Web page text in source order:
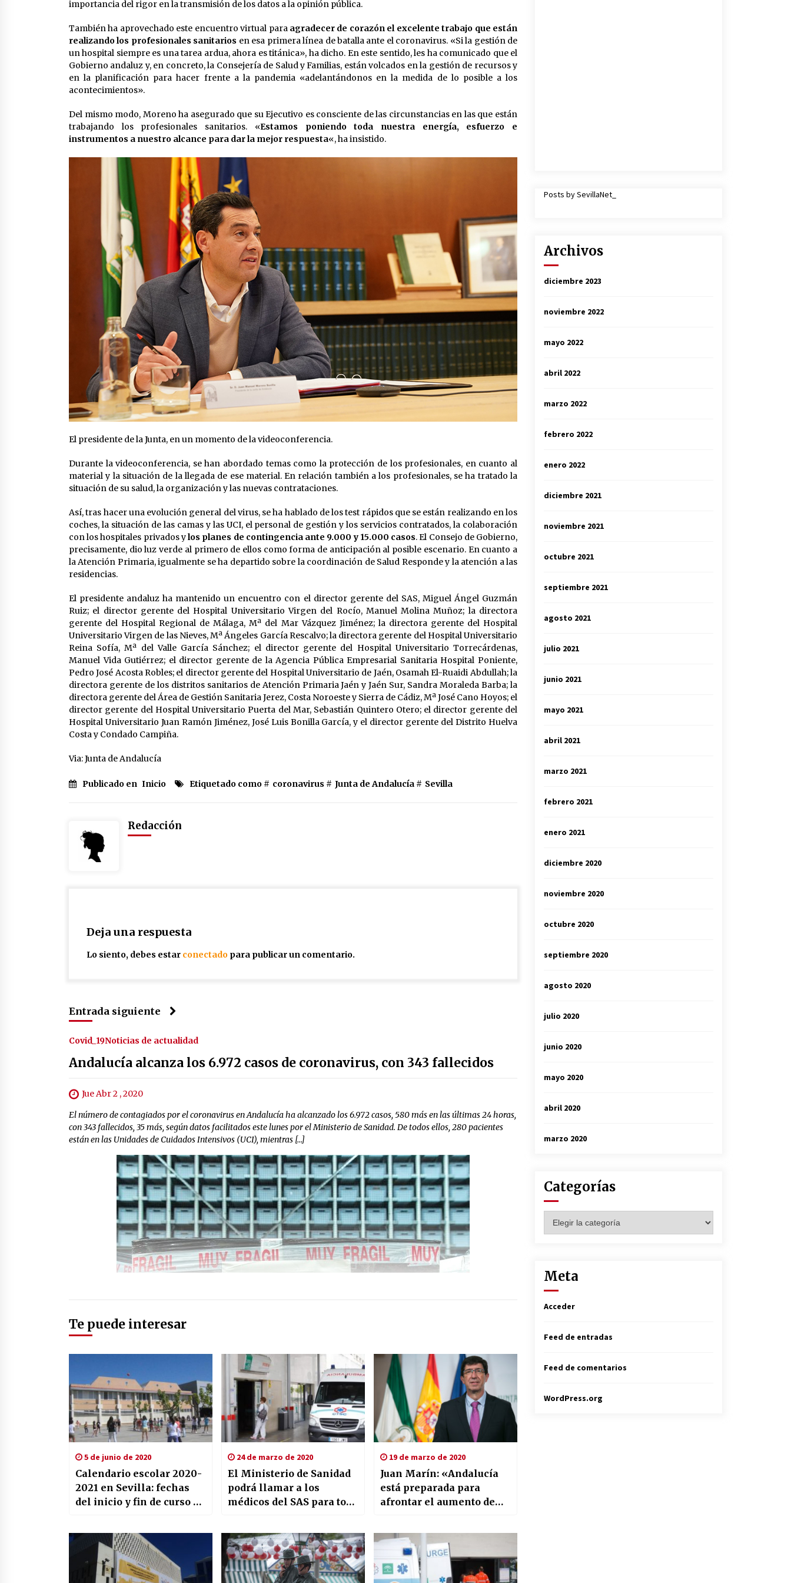
importancia del rigor en la transmisión de los datos a la opinión pública.
También ha aprovechado este encuentro virtual para agradecer de corazón el excelente trabajo que están
realizando los profesionales sanitarios en esa primera línea de batalla ante el coronavirus. «Si la gestión de
un hospital siempre es una tarea ardua, ahora es titánica», ha dicho. En este sentido, les ha comunicado que el
Gobierno andaluz y, en concreto, la Consejería de Salud y Familias, están volcados en la gestión de recursos y
en la planificación para hacer frente a la pandemia «adelantándonos en la medida de lo posible a los
acontecimientos».
Del mismo modo, Moreno ha asegurado que su Ejecutivo es consciente de las circunstancias en las que están
trabajando los profesionales sanitarios. «Estamos poniendo toda nuestra energía, esfuerzo e
instrumentos a nuestro alcance para dar la mejor respuesta«, ha insistido.
El presidente de la Junta, en un momento de la videoconferencia.
Durante la videoconferencia, se han abordado temas como la protección de los profesionales, en cuanto al
material y la situación de la llegada de ese material. En relación también a los profesionales, se ha tratado la
situación de su salud, la organización y las nuevas contrataciones.
Así, tras hacer una evolución general del virus, se ha hablado de los test rápidos que se están realizando en los
coches, la situación de las camas y las UCI, el personal de gestión y los servicios contratados, la colaboración
con los hospitales privados ylos planes de contingencia ante 9.000 y 15.000 casos. El Consejo de Gobierno,
precisamente, dio luz verde al primero de ellos como forma de anticipación al posible escenario. En cuanto a
la Atención Primaria, igualmente se ha departido sobre la coordinación de Salud Responde y la atención a las
residencias.
El presidente andaluz ha mantenido un encuentro con el director gerente del SAS, Miguel Ángel Guzmán
Ruiz; el director gerente del Hospital Universitario Virgen del Rocío, Manuel Molina Muñoz; la directora
gerente del Hospital Regional de Málaga, Mª del Mar Vázquez Jiménez; la directora gerente del Hospital
Universitario Virgen de las Nieves, Mª Ángeles García Rescalvo; la directora gerente del Hospital Universitario
Reina Sofía, Mª del Valle García Sánchez; el director gerente del Hospital Universitario Torrecárdenas,
Manuel Vida Gutiérrez; el director gerente de la Agencia Pública Empresarial Sanitaria Hospital Poniente,
Pedro José Acosta Robles; el director gerente del Hospital Universitario de Jaén, Osamah El-Ruaidi Abdullah; la
directora gerente de los distritos sanitarios de Atención Primaria Jaén y Jaén Sur, Sandra Moraleda Barba; la
directora gerente del Área de Gestión Sanitaria Jerez, Costa Noroeste y Sierra de Cádiz, Mª José Cano Hoyos; el
director gerente del Hospital Universitario Puerta del Mar, Sebastián Quintero Otero; el director gerente del
Hospital Universitario Juan Ramón Jiménez, José Luis Bonilla García, y el director gerente del Distrito Huelva
Costa y Condado Campiña.
Via: Junta de Andalucía
Publicado en Inicio Etiquetado como # coronavirus # Junta de Andalucía # Sevilla
Redacción
Deja una respuesta
Lo siento, debes estar conectado para publicar un comentario.
Entrada siguiente
Covid_19Noticias de actualidad
Andalucía alcanza los 6.972 casos de coronavirus, con 343 fallecidos
Jue Abr 2 , 2020
El número de contagiados por el coronavirus en Andalucía ha alcanzado los 6.972 casos, 580 más en las últimas 24 horas,
con 343 fallecidos, 35 más, según datos facilitados este lunes por el Ministerio de Sanidad. De todos ellos, 280 pacientes
están en las Unidades de Cuidados Intensivos (UCI), mientras […]
Te puede interesar
5 de junio de 2020
Calendario escolar 2020-
2021 en Sevilla: fechas
del inicio y fin de curso y
24 de marzo de 2020
El Ministerio de Sanidad
podrá llamar a los
médicos del SAS para todo
19 de marzo de 2020
Juan Marín: «Andalucía
está preparada para
afrontar el aumento de
coronavirus»
Posts by SevillaNet_
Archivos
diciembre 2023
noviembre 2022
mayo 2022
abril 2022
marzo 2022
febrero 2022
enero 2022
diciembre 2021
noviembre 2021
octubre 2021
septiembre 2021
agosto 2021
julio 2021
junio 2021
mayo 2021
abril 2021
marzo 2021
febrero 2021
enero 2021
diciembre 2020
noviembre 2020
octubre 2020
septiembre 2020
agosto 2020
julio 2020
junio 2020
mayo 2020
abril 2020
marzo 2020
Categorías
Meta
Acceder
Feed de entradas
Feed de comentarios
WordPress.org